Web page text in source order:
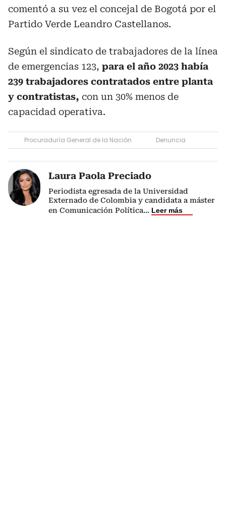
comentó a su vez el concejal de Bogotá por el
Partido Verde Leandro Castellanos.
Según el sindicato de trabajadores de la línea
de emergencias 123, para el año 2023 había
239 trabajadores contratados entre planta
y contratistas, con un 30% menos de
capacidad operativa.
Procuraduría General de la Nación Denuncia
Laura Paola Preciado
Periodista egresada de la Universidad
Externado de Colombia y candidata a máster
en Comunicación Política... Leer más